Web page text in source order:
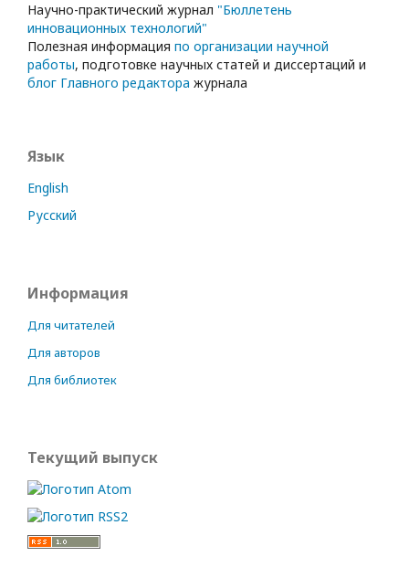
Научно-практический журнал "Бюллетень
инновационных технологий"
Полезная информация по организации научной
работы, подготовке научных статей и диссертаций и
блог Главного редактора журнала
Язык
English
Русский
Информация
Для читателей
Для авторов
Для библиотек
Текущий выпуск